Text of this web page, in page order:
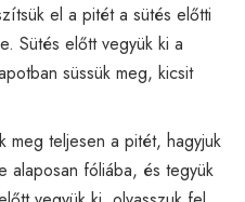
el a pitét a sütés előtti
Sütés előtt vegyük ki a
süssük meg, kicsit
meg teljesen a pitét, hagyjuk
alaposan fóliába, és tegyük